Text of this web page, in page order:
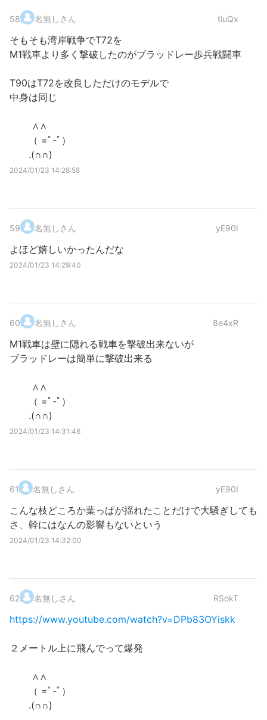
58. 名無しさん tiuQx
そもそも湾岸戦争でT72を
M1戦車より多く撃破したのがブラッドレー歩兵戦闘車
T90はT72を改良しただけのモデルで
中身は同じ
∧∧
（ =ﾟ-ﾟ）
.(∩∩)
2024/01/23 14:28:58
59. 名無しさん yE90I
よほど嬉しいかったんだな
2024/01/23 14:29:40
60. 名無しさん 8e4xR
M1戦車は壁に隠れる戦車を撃破出来ないが
ブラッドレーは簡単に撃破出来る
∧∧
（ =ﾟ-ﾟ）
.(∩∩)
2024/01/23 14:31:46
61. 名無しさん yE90I
こんな枝どころか葉っぱが揺れたことだけで大騒ぎしても
さ、幹にはなんの影響もないという
2024/01/23 14:32:00
62. 名無しさん RSokT
https://www.youtube.com/watch?v=DPb83OYiskk
２メートル上に飛んでって爆発
∧∧
（ =ﾟ-ﾟ）
.(∩∩)